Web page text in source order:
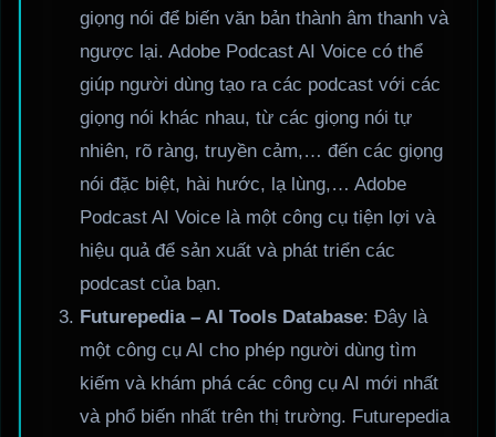
giọng nói để biến văn bản thành âm thanh và
ngược lại. Adobe Podcast AI Voice có thể
giúp người dùng tạo ra các podcast với các
giọng nói khác nhau, từ các giọng nói tự
nhiên, rõ ràng, truyền cảm,… đến các giọng
nói đặc biệt, hài hước, lạ lùng,… Adobe
Podcast AI Voice là một công cụ tiện lợi và
hiệu quả để sản xuất và phát triển các
podcast của bạn.
Futurepedia – AI Tools Database: Đây là
một công cụ AI cho phép người dùng tìm
kiếm và khám phá các công cụ AI mới nhất
và phổ biến nhất trên thị trường. Futurepedia